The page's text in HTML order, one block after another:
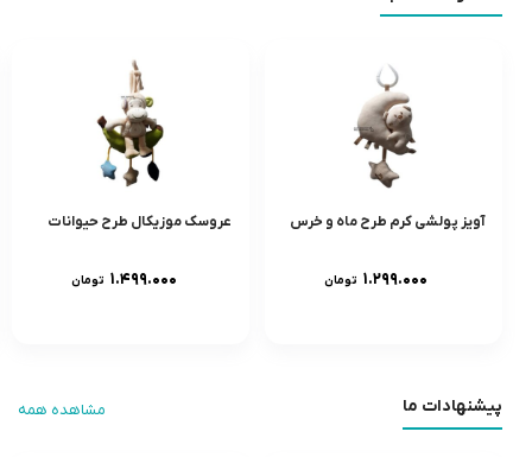
آویز پولشی کرم طرح ماه و خرس
۱.۲۹۹.۰۰۰ تومان
عروسک موزیکال طرح حیوانات
۱.۴۹۹.۰۰۰ تومان
پیشنهادات ما مشاهده همه